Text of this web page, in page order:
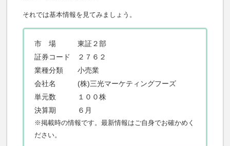
それでは基本情報を見てみましょう。
市 場 東証２部
証券コード ２７６２
業種分類 小売業
会社名 (株)三光マーケティングフーズ
単元数 １００株
決算期 ６月
※掲載時の情報です。最新情報はご自身でお確かめく
ださい。